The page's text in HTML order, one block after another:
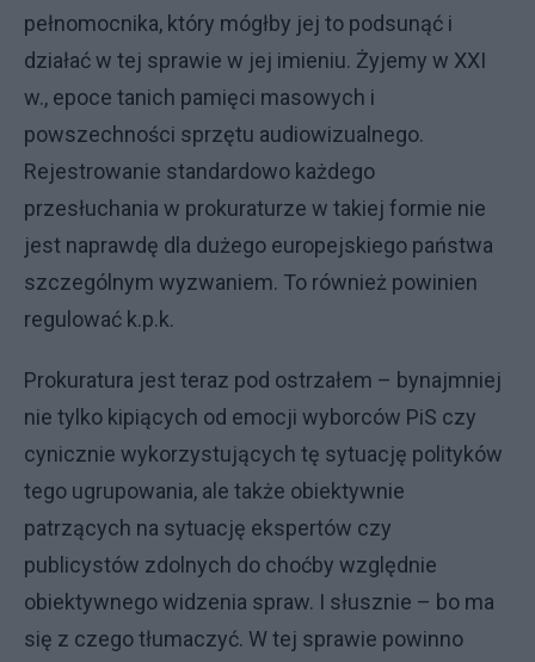
pełnomocnika, który mógłby jej to podsunąć i
działać w tej sprawie w jej imieniu. Żyjemy w XXI
w., epoce tanich pamięci masowych i
powszechności sprzętu audiowizualnego.
Rejestrowanie standardowo każdego
przesłuchania w prokuraturze w takiej formie nie
jest naprawdę dla dużego europejskiego państwa
szczególnym wyzwaniem. To również powinien
regulować k.p.k.
Prokuratura jest teraz pod ostrzałem – bynajmniej
nie tylko kipiących od emocji wyborców PiS czy
cynicznie wykorzystujących tę sytuację polityków
tego ugrupowania, ale także obiektywnie
patrzących na sytuację ekspertów czy
publicystów zdolnych do choćby względnie
obiektywnego widzenia spraw. I słusznie – bo ma
się z czego tłumaczyć. W tej sprawie powinno